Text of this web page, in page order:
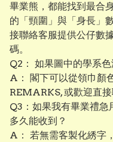
畢業熊，都能找到最合
的「頸圍」與「身長」
接聯絡客服提供公仔數
碼。
Q2： 如果圖中的學系
A： 閣下可以從領巾顏
REMARKS, 或歡迎直接
Q3：如果我有畢業禮
多久能收到？
A： 若無需客製化綉字